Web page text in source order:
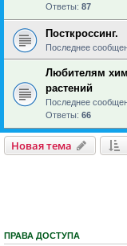
Ответы: 87
Посткроссинг.
Последнее
Любителям
растений
Последнее
Ответы: 66
Новая тема
ПРАВА ДОСТУПА